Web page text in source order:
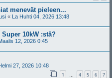
menevät pieleen...
« La Huhti 04, 2026 13:48
10kW :stä?
12, 2026 0:45
27, 2026 10:48
1 … 4 5 6 7